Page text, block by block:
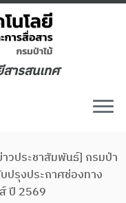
สารสนเทศ
าวประชาสัมพันธ์] กรมป่า
ปรุงประกาศช่องทาง
ปี 2569